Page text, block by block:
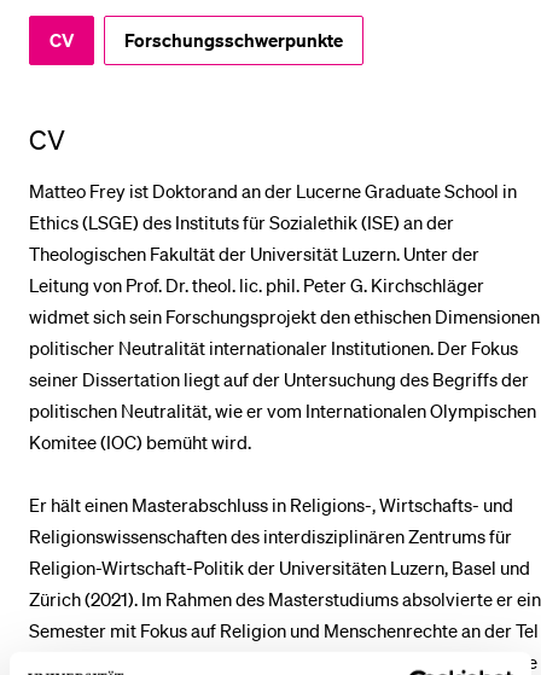
CV Forschungsschwerpunkte
CV
Matteo Frey ist Doktorand an der Lucerne Graduate School in
Ethics (LSGE) des Instituts für Sozialethik (ISE) an der
Theologischen Fakultät der Universität Luzern. Unter der
Leitung von Prof. Dr. theol. lic. phil. Peter G. Kirchschläger
widmet sich sein Forschungsprojekt den ethischen Dimensionen
politischer Neutralität internationaler Institutionen. Der Fokus
seiner Dissertation liegt auf der Untersuchung des Begriffs der
politischen Neutralität, wie er vom Internationalen Olympischen
Komitee (IOC) bemüht wird.
Er hält einen Masterabschluss in Religions-, Wirtschafts- und
Religionswissenschaften des interdisziplinären Zentrums für
Religion-Wirtschaft-Politik der Universitäten Luzern, Basel und
Zürich (2021). Im Rahmen des Masterstudiums absolvierte er ein
Semester mit Fokus auf Religion und Menschenrechte an der Tel
Aviv University in Israel (2020). Seine Abschlussarbeit verfasste
Medien
Sportangebot
Menuplan Mensa
Anmeldung und Zulassung